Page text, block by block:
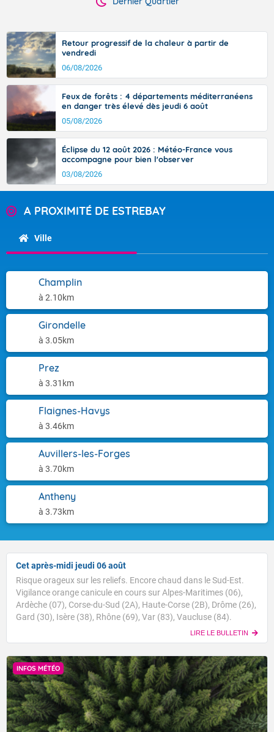
Retour progressif de la chaleur à partir de
vendredi
06/08/2026
Feux de forêts : 4 départements méditerranéens
en danger très élevé dès jeudi 6 août
05/08/2026
Éclipse du 12 août 2026 : Météo-France vous
accompagne pour bien l'observer
03/08/2026
A PROXIMITÉ DE ESTREBAY
Ville
Champlin
à 2.10km
Girondelle
à 3.05km
Prez
à 3.31km
Flaignes-Havys
à 3.46km
Auvillers-les-Forges
à 3.70km
Antheny
à 3.73km
Cet après-midi jeudi 06 août
Risque orageux sur les reliefs. Encore chaud dans le Sud-Est.
Vigilance orange canicule en cours sur Alpes-Maritimes (06),
Ardèche (07), Corse-du-Sud (2A), Haute-Corse (2B), Drôme (26),
Gard (30), Isère (38), Rhône (69), Var (83), Vaucluse (84).
LIRE LE BULLETIN
INFOS MÉTÉO